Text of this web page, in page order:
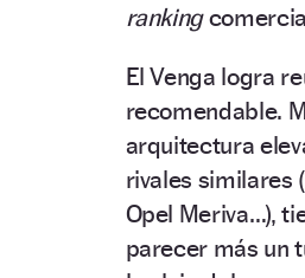
ranking
El Venga logra
recomendable.
arquitectura
rivales similares
Opel Meriva…),
parecer más un